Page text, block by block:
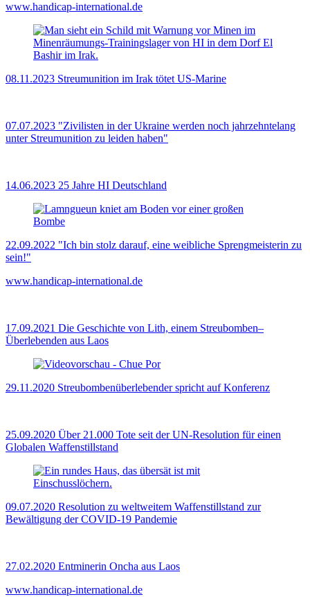
www.handicap-international.de
08.11.2023 Streumunition im Irak tötet US-Marine
07.07.2023 "Zivilisten in der Ukraine werden noch jahrzehntelang
unter Streumunition zu leiden haben"
14.06.2023 25 Jahre HI Deutschland
22.09.2022 "Ich bin stolz darauf, eine weibliche Sprengmeisterin zu
sein!"
www.handicap-international.de
17.09.2021 Die Geschichte von Lith, einem Streubomben–
Überlebenden aus Laos
29.11.2020 Streubombenüberlebender spricht auf Konferenz
25.09.2020 Über 21.000 Tote seit der UN-Resolution für einen
Globalen Waffenstillstand
09.07.2020 Resolution zu weltweitem Waffenstillstand zur
Bewältigung der COVID-19 Pandemie
27.02.2020 Entminerin Oncha aus Laos
www.handicap-international.de